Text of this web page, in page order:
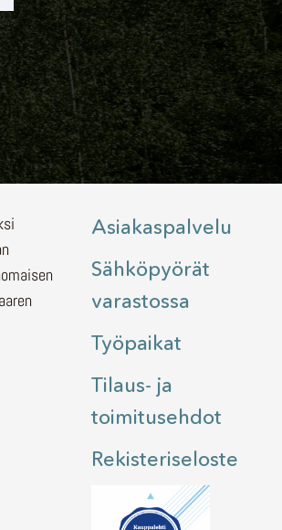
Asiakaspalvelu
Sähköpyörät
varastossa
Työpaikat
Tilaus- ja
toimitusehdot
Rekisteriseloste